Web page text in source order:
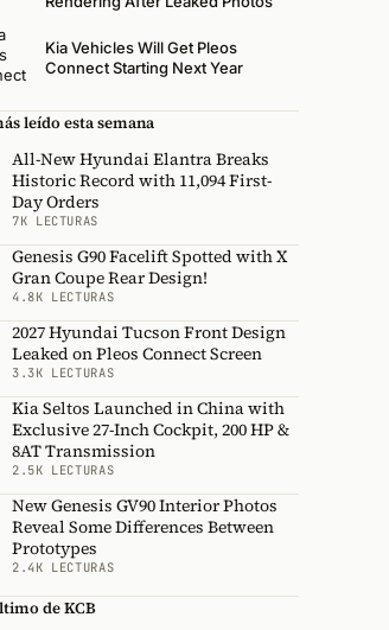
Kia Vehicles Will Get Pleos
Connect Starting Next Year
leído esta semana
All-New Hyundai Elantra Breaks
Historic Record with 11,094 First-
Day Orders
7K LECTURAS
Genesis G90 Facelift Spotted with X
Gran Coupe Rear Design!
4.8K LECTURAS
2027 Hyundai Tucson Front Design
Leaked on Pleos Connect Screen
3.3K LECTURAS
Kia Seltos Launched in China with
Exclusive 27-Inch Cockpit, 200 HP &
8AT Transmission
2.5K LECTURAS
New Genesis GV90 Interior Photos
Reveal Some Differences Between
Prototypes
2.4K LECTURAS
de KCB